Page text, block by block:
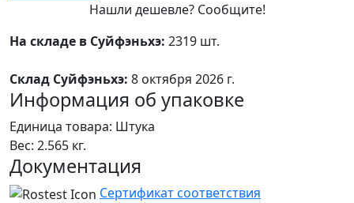
Нашли дешевле? Сообщите!
На складе в Суйфэньхэ: 2319 шт.
Склад Суйфэньхэ: 8 октября 2026 г.
Информация об упаковке
Единица товара: Штука
Вес: 2.565 кг.
Документация
Сертификат соответствия